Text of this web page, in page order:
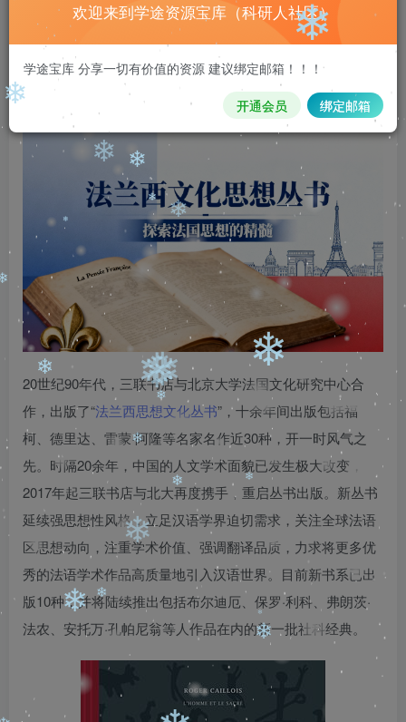
注意 请看本条重要信息：请先登录再
购买，购买后刷新页面即可，链接如
果失效，请加客服qq335006980
20世纪90年代，三联书店与北京大学法国文化研究中心合
作，出版了“法兰西思想文化丛书”，十余年间出版包括福
柯、德里达、雷蒙·阿隆等名家名作近30种，开一时风气之
先。时隔20余年，中国的人文学术面貌已发生极大改变，
2017年起三联书店与北大再度携手，重启丛书出版。新丛书
延续强思想性风格，立足汉语学界迫切需求，关注全球法语
区思想动向，注重学术价值、强调翻译品质，力求将更多优
秀的法语学术作品高质量地引入汉语世界。目前新书系已出
版10种，并将陆续推出包括布尔迪厄、保罗·利科、弗朗茨·
法农、安托万·孔帕尼翁等人作品在内的新一批社科经典。
欢迎来到学途资源宝库（科研人社区）
学途宝库 分享一切有价值的资源 建议绑定邮箱！！！
开通会员 绑定邮箱
❄
❄ ❄
❄
❄
❄ ❄
❄ ❄
❄
❄
❄
❄
❄ ❄
❄
❄